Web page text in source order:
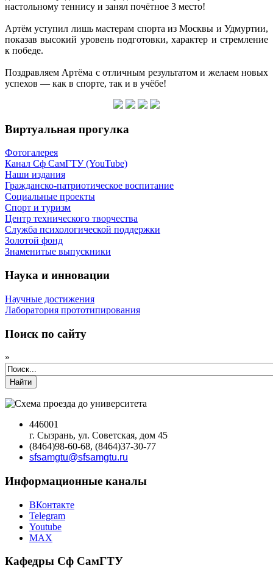
настольному теннису и занял почётное 3 место!
Артём уступил лишь мастерам спорта из Москвы и Удмуртии,
показав высокий уровень подготовки, характер и стремление
к победе.
Поздравляем Артёма с отличным результатом и желаем новых
успехов — как в спорте, так и в учёбе!
Виртуальная прогулка
Фотогалерея
Канал Сф СамГТУ (YouTube)
Наши издания
Гражданско-патриотическое воспитание
Социальные проекты
Спорт и туризм
Центр технического творчества
Служба психологической поддержки
Золотой фонд
Знаменитые выпускники
Наука и инновации
Научные достижения
Лаборатория прототипирования
Поиск по сайту
»
Найти
446001
г. Сызрань, ул. Советская, дом 45
(8464)98-60-68, (8464)37-30-77
sfsamgtu@sfsamgtu.ru
Информационные каналы
ВКонтакте
Telegram
Youtube
MAX
Кафедры Сф СамГТУ